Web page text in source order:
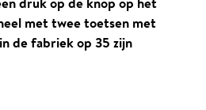
met twee toetsen met
de fabriek op 35 zijn